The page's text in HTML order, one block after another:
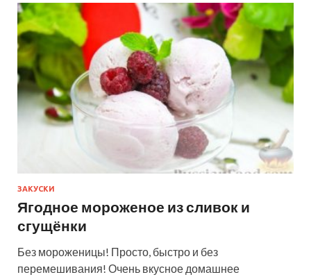
ЗАКУСКИ
Ягодное мороженое из сливок и
сгущёнки
Без мороженицы! Просто, быстро и без
перемешивания! Очень вкусное домашнее